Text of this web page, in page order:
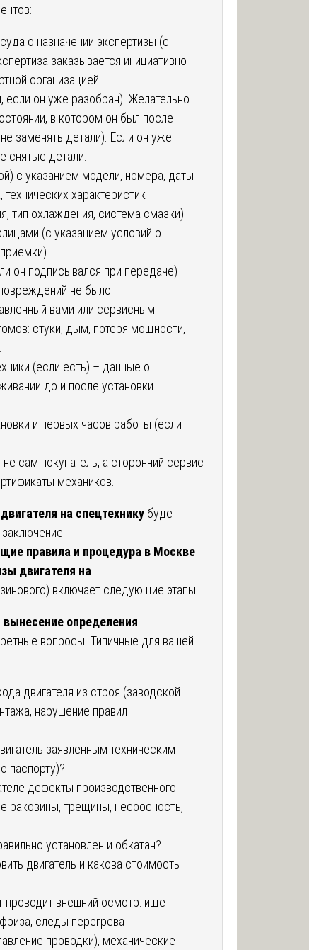
о назначении экспертизы (с
заказывается инициативно
организацией.
если он уже разобран). Желательно
в котором он был после
заменять детали). Если он уже
снятые детали.
с указанием модели, номера, даты
характеристик
тип охлаждения, система смазки).
(с указанием условий о
он подписывался при передаче) –
не было.
вами или сервисным
стуки, дым, потеря мощности,
(если есть) – данные о
до и после установки
и первых часов работы (если
не сам покупатель, а сторонний сервис
механиков.
на спецтехнику будет
правила и процедура в Москве
двигателя на
включает следующие этапы:
определения
вопросы. Типичные для вашей
двигателя из строя (заводской
нарушение правил
заявленным техническим
паспорту)?
дефекты производственного
раковины, трещины, несоосность,
установлен и обкатан?
двигатель и какова стоимость
проводит внешний осмотр: ищет
следы перегрева
проводки), механические